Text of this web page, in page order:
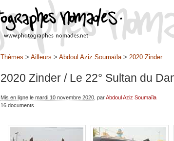
Thèmes > Ailleurs > Abdoul Aziz Soumaïla> 2020 Zinder
2020 Zinder / Le 22° Sultan du
Mis en ligne le mardi 10 novembre 2020, parAbdoul Aziz Soumaïla
16 documents